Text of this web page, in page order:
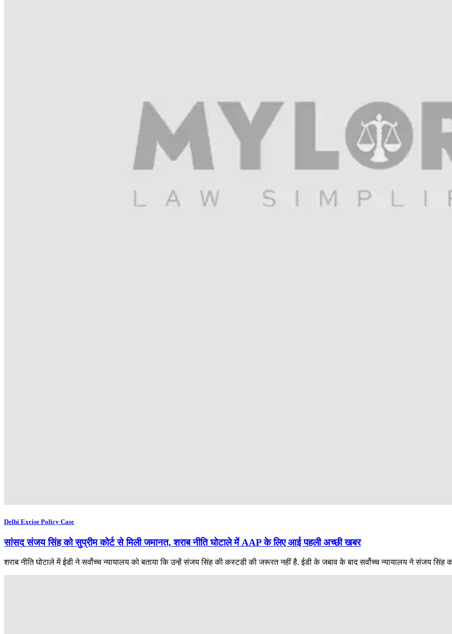
Delhi Excise Policy Case
सांसद संजय सिंह को सुप्रीम कोर्ट से मिली जमानत, शराब नीति घोटाले में AAP के लिए आई पहली अच्छी खबर
शराब नीति घोटाले में ईडी ने सर्वोच्च न्यायालय को बताया कि उन्हें संजय सिंह की कस्टडी की जरूरत नहीं है. ईडी के जबाव के बाद सर्वोच्च न्यायालय ने संजय सिंह